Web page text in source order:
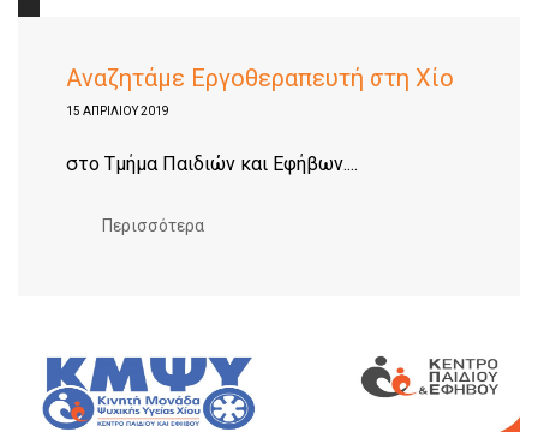
Αναζητάμε Εργοθεραπευτή στη Χίο
15 ΑΠΡΙΛΊΟΥ 2019
στο Τμήμα Παιδιών και Εφήβων....
Περισσότερα